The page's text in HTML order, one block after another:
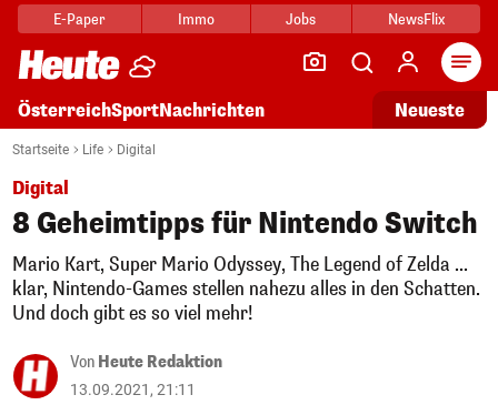
E-Paper Immo Jobs NewsFlix
ÖsterreichSportNachrichten Neueste
Startseite Life Digital
Digital
8 Geheimtipps für Nintendo Switch
Mario Kart, Super Mario Odyssey, The Legend of Zelda ...
klar, Nintendo-Games stellen nahezu alles in den Schatten.
Und doch gibt es so viel mehr!
Von Heute Redaktion
13.09.2021, 21:11